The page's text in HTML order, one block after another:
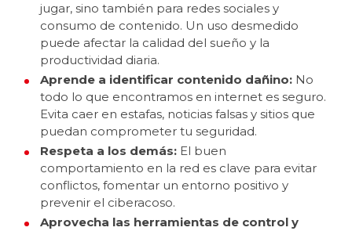
jugar, sino también para redes sociales y
consumo de contenido. Un uso desmedido
puede afectar la calidad del sueño y la
productividad diaria.
Aprende a identificar contenido dañino: No
todo lo que encontramos en internet es seguro.
Evita caer en estafas, noticias falsas y sitios que
puedan comprometer tu seguridad.
Respeta a los demás: El buen
comportamiento en la red es clave para evitar
conflictos, fomentar un entorno positivo y
prevenir el ciberacoso.
Aprovecha las herramientas de control y